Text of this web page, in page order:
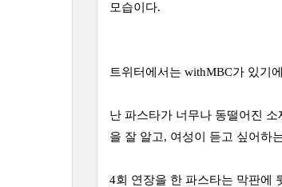
모습이다.
트위터에서는 withMBC가 있기
난 파스타가 너무나 동떨어진
을 잘 알고, 여성이 듣고 싶어하
4회 연장을 한 파스타는 막판에